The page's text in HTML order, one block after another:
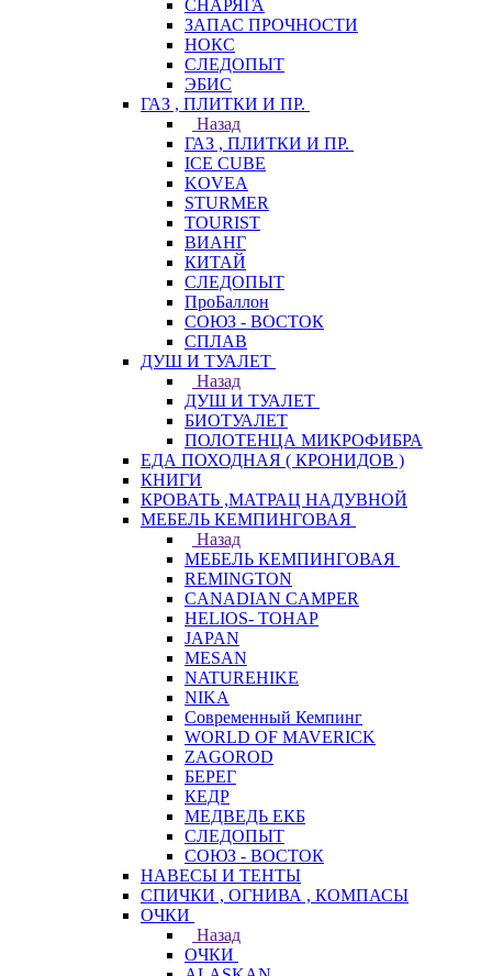
СНАРЯГА
ЗАПАС ПРОЧНОСТИ
НОКС
СЛЕДОПЫТ
ЭБИС
ГАЗ , ПЛИТКИ И ПР.
Назад
ГАЗ , ПЛИТКИ И ПР.
ICE CUBE
KOVEA
STURMER
TOURIST
ВИАНГ
КИТАЙ
СЛЕДОПЫТ
ПроБаллон
СОЮЗ - ВОСТОК
СПЛАВ
ДУШ И ТУАЛЕТ
Назад
ДУШ И ТУАЛЕТ
БИОТУАЛЕТ
ПОЛОТЕНЦА МИКРОФИБРА
ЕДА ПОХОДНАЯ ( КРОНИДОВ )
КНИГИ
КРОВАТЬ ,МАТРАЦ НАДУВНОЙ
МЕБЕЛЬ КЕМПИНГОВАЯ
Назад
МЕБЕЛЬ КЕМПИНГОВАЯ
REMINGTON
CANADIAN CAMPER
HELIOS- ТОНАР
JAPAN
MESAN
NATUREHIKE
NIKA
Современный Кемпинг
WORLD OF MAVERICK
ZAGOROD
БЕРЕГ
КЕДР
МЕДВЕДЬ ЕКБ
СЛЕДОПЫТ
СОЮЗ - ВОСТОК
НАВЕСЫ И ТЕНТЫ
СПИЧКИ , ОГНИВА , КОМПАСЫ
ОЧКИ
Назад
ОЧКИ